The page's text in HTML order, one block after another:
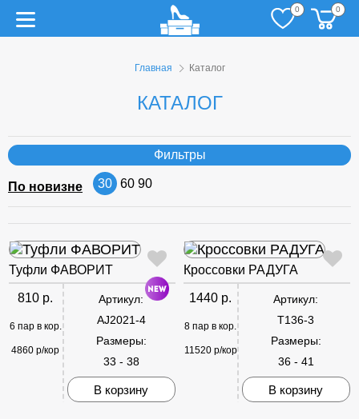
0 0
Главная Каталог
КАТАЛОГ
Фильтры
По новизне 30 60 90
Туфли ФАВОРИТ
810 р.
6 пар в кор.
4860 р/кор
Артикул:
AJ2021-4
Размеры:
33 - 38
В корзину
Кроссовки РАДУГА
1440 р.
8 пар в кор.
11520 р/кор
Артикул:
T136-3
Размеры:
36 - 41
В корзину